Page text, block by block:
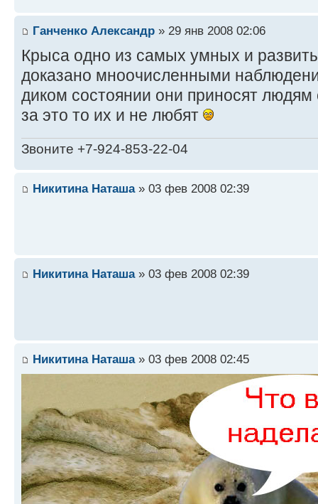
Ганченко Александр » 29 янв 2008 02:06
Крыса одно из самых умных и
доказано мноочисленными
диком состоянии они приносят
за это то их и не любят
Звоните +7-924-853-22-04
Никитина Наташа» 03 фев 2008 02:39
Никитина Наташа» 03 фев 2008 02:39
Никитина Наташа» 03 фев 2008 02:45